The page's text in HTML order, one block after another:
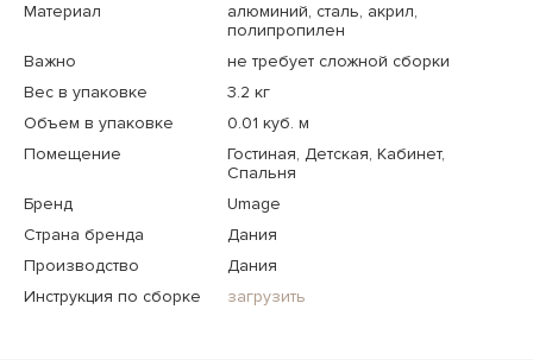
Материал
алюминий, сталь, акрил,
полипропилен
Важно
не требует сложной сборки
Вес в упаковке
3.2 кг
Объем в упаковке
0.01 куб. м
Помещение
Гостиная, Детская, Кабинет,
Спальня
Бренд
Umage
Страна бренда
Дания
Производство
Дания
Инструкция по сборке
загрузить